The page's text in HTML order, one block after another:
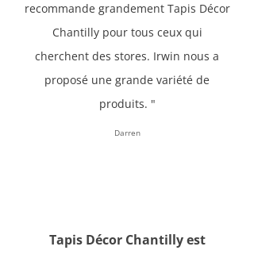
recommande grandement Tapis Décor
Chantilly pour tous ceux qui
cherchent des stores. Irwin nous a
proposé une grande variété de
produits. "
Darren
Tapis Décor Chantilly est